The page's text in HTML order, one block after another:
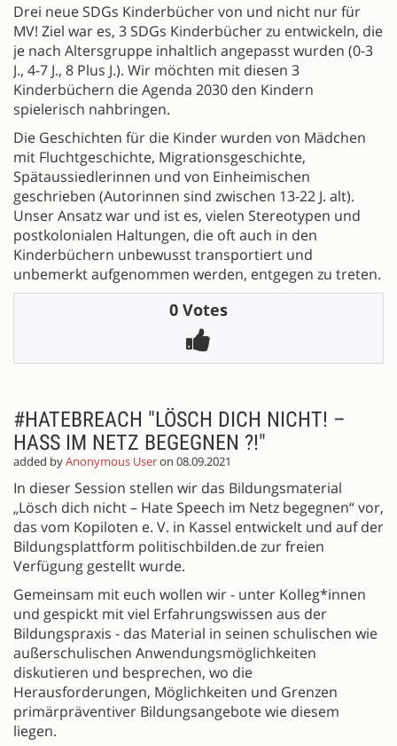
Drei neue SDGs Kinderbücher von und nicht nur für
MV! Ziel war es, 3 SDGs Kinderbücher zu entwickeln, die
je nach Altersgruppe inhaltlich angepasst wurden (0-3
J., 4-7 J., 8 Plus J.). Wir möchten mit diesen 3
Kinderbüchern die Agenda 2030 den Kindern
spielerisch nahbringen.
Die Geschichten für die Kinder wurden von Mädchen
mit Fluchtgeschichte, Migrationsgeschichte,
Spätaussiedlerinnen und von Einheimischen
geschrieben (Autorinnen sind zwischen 13-22 J. alt).
Unser Ansatz war und ist es, vielen Stereotypen und
postkolonialen Haltungen, die oft auch in den
Kinderbüchern unbewusst transportiert und
unbemerkt aufgenommen werden, entgegen zu treten.
0 Votes
#HATEBREACH "LÖSCH DICH NICHT! –
HASS IM NETZ BEGEGNEN ?!"
added byAnonymous Useron 08.09.2021
In dieser Session stellen wir das Bildungsmaterial
„Lösch dich nicht – Hate Speech im Netz begegnen“ vor,
das vom Kopiloten e. V. in Kassel entwickelt und auf der
Bildungsplattform politischbilden.de zur freien
Verfügung gestellt wurde.
Gemeinsam mit euch wollen wir - unter Kolleg*innen
und gespickt mit viel Erfahrungswissen aus der
Bildungspraxis - das Material in seinen schulischen wie
außerschulischen Anwendungsmöglichkeiten
diskutieren und besprechen, wo die
Herausforderungen, Möglichkeiten und Grenzen
primärpräventiver Bildungsangebote wie diesem
liegen.